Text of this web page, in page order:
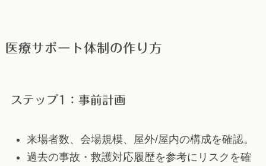
医療サポート体制の作り方
ステップ1：事前計画
来場者数、会場規模、屋外/屋内の構成を確認。
過去の事故・救護対応履歴を参考にリスクを確